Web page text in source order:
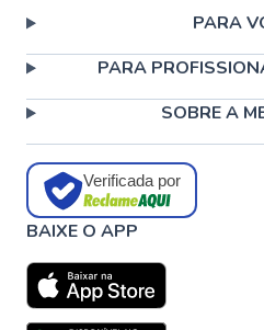
PARA
PARA
SOBRE A
Verificada por
BAIXE O APP